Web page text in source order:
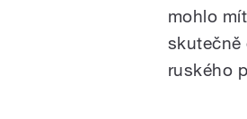
mohlo
skutečně
ruského